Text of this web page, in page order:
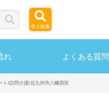
求人検索
れ よくある質問
ト/訪問介護/北九州市八幡西区